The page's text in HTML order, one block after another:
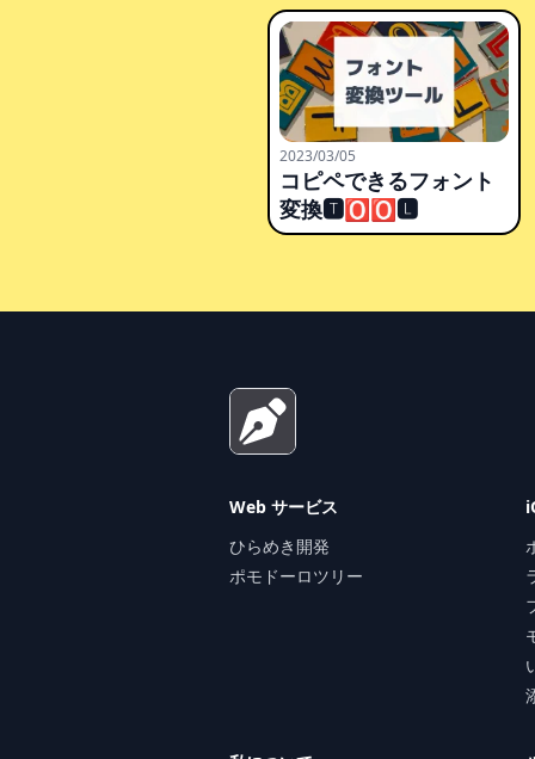
2023/03/05
コピペできるフォント
変換🆃🅾🅾🅻
Web サービス
ひらめき開発
ポモドーロツリー